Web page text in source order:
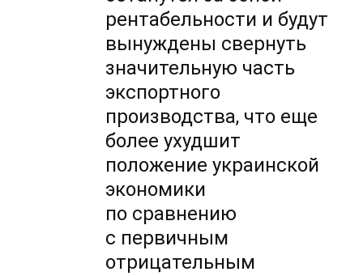
рентабельности и будут
вынуждены свернуть
значительную часть
экспортного
производства, что еще
более ухудшит
положение украинской
экономики
по сравнению
с первичным
отрицательным